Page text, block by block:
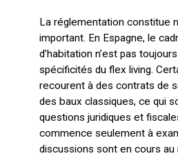
La réglementation constitue
important. En Espagne, le
d’habitation n’est pas
spécificités du flex living.
recourent à des contrats de
des baux classiques, ce qui
questions juridiques et
commence seulement à
discussions sont en cours au